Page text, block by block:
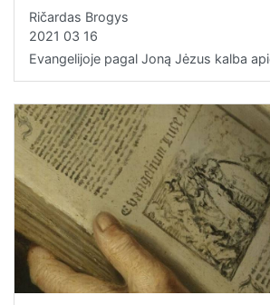
Ričardas Brogys
2021 03 16
Evangelijoje pagal Joną Jėzus kalba